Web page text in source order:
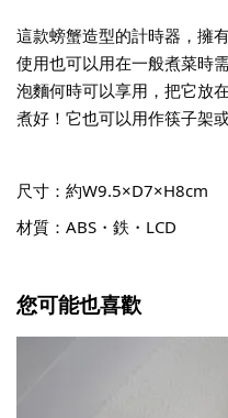
這款螃蟹造型的計時器，擁
使用也可以用在一般煮菜時
泡麵何時可以享用，把它放
煮好！它也可以用作筷子架
尺寸：約W9.5×D7×H8cm
材質：ABS・鉄・LCD
您可能也喜歡